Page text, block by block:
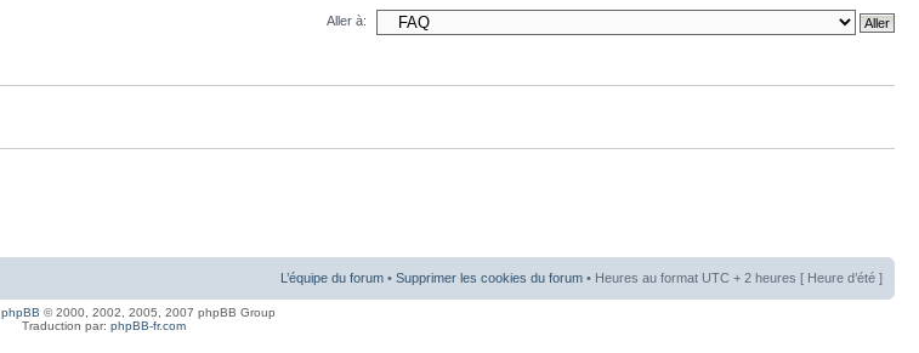
Aller à:
L’équipe du forum • Supprimer les cookies du forum • Heures au format UTC + 2 heures [ Heure d’été ]
phpBB © 2000, 2002, 2005, 2007 phpBB Group
Traduction par: phpBB-fr.com